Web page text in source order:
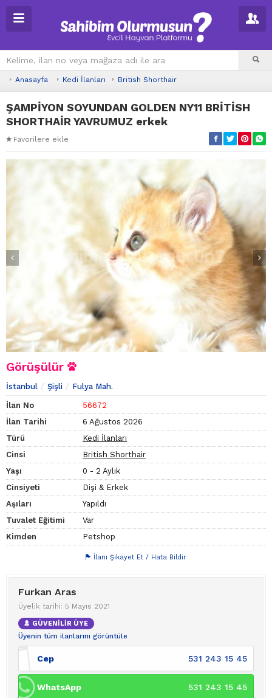
Anasayfa Kedi İlanları British Shorthair
ŞAMPİYON SOYUNDAN GOLDEN NY11 BRİTİSH
SHORTHAİR YAVRUMUZ erkek
Favorilere ekle
Görüşülür
İstanbul Şişli Fulya Mah.
İlan No
56672
İlan Tarihi
6 Ağustos 2026
Türü
Kedi İlanları
Cinsi
British Shorthair
Yaşı
0 - 2 Aylık
Cinsiyeti
Dişi & Erkek
Aşıları
Yapıldı
Tuvalet Eğitimi
Var
Kimden
Petshop
İlanı Şikayet Et / Hata Bildir
Furkan Aras
Üyelik tarihi: 5 Mayıs 2021
GÜVENİLİR ÜYE
Üyenin tüm ilanlarını görüntüle
Cep 531 243 15 45
WhatsApp 531 243 15 45